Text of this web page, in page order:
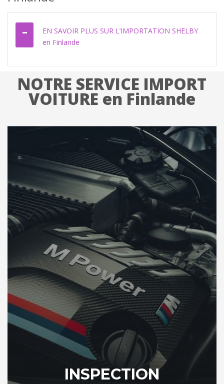
EN SAVOIR PLUS SUR L’IMPORTATION SHELBY
en Finlande
NOTRE SERVICE IMPORT
VOITURE en Finlande
INSPECTION